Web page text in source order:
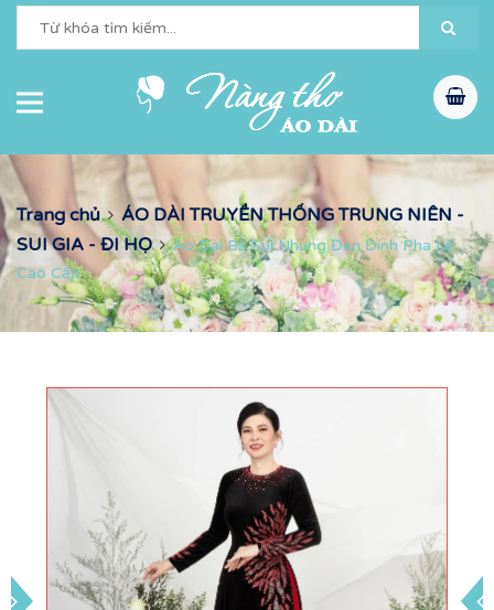
Trang chủ
ÁO DÀI TRUYỀN THỐNG TRUNG NIÊN -
SUI GIA - ĐI HỌ
Áo Dài Bà Sui Nhung Đen Đính Pha Lê
Cao Cấp